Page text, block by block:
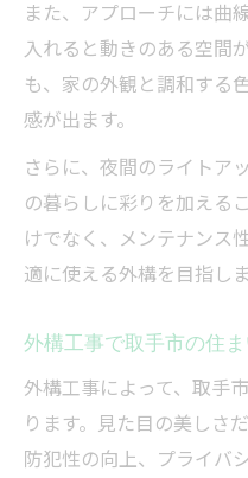
また、アプローチには曲
入れると動きのある空間
も、家の外観と調和する
感が出ます。
さらに、夜間のライトア
の暮らしに彩りを加える
けでなく、メンテナンス
適に使える外構を目指し
外構工事で取手市の住
外構工事によって、取手
ります。見た目の美しさ
防犯性の向上、プライバ